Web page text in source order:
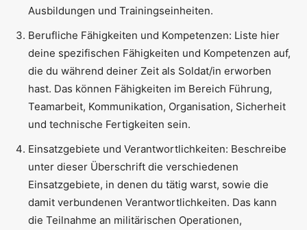
Ausbildungen und Trainingseinheiten.
Berufliche Fähigkeiten und Kompetenzen: Liste hier
deine spezifischen Fähigkeiten und Kompetenzen auf,
die du während deiner Zeit als Soldat/in erworben
hast. Das können Fähigkeiten im Bereich Führung,
Teamarbeit, Kommunikation, Organisation, Sicherheit
und technische Fertigkeiten sein.
Einsatzgebiete und Verantwortlichkeiten: Beschreibe
unter dieser Überschrift die verschiedenen
Einsatzgebiete, in denen du tätig warst, sowie die
damit verbundenen Verantwortlichkeiten. Das kann
die Teilnahme an militärischen Operationen,